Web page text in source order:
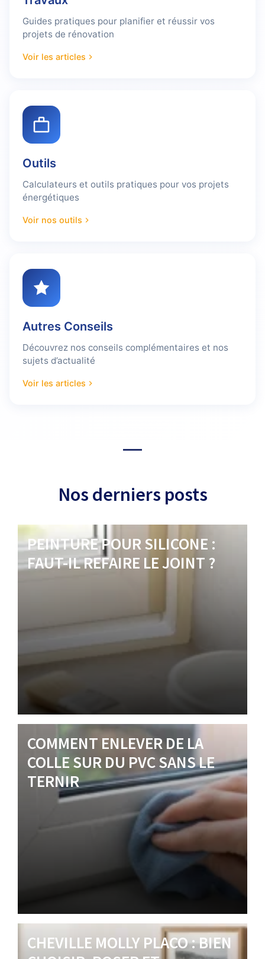
Guides pratiques pour planifier et réussir vos
projets de rénovation
Voir les articles
Outils
Calculateurs et outils pratiques pour vos projets
énergétiques
Voir nos outils
Autres Conseils
Découvrez nos conseils complémentaires et nos
sujets d’actualité
Voir les articles
Nos derniers posts
PEINTURE POUR SILICONE :
FAUT-IL REFAIRE LE JOINT ?
COMMENT ENLEVER DE LA
COLLE SUR DU PVC SANS LE
TERNIR
CHEVILLE MOLLY PLACO : BIEN